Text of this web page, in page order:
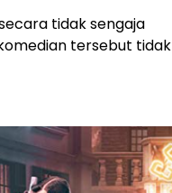
tidak sengaja
tersebut tidak